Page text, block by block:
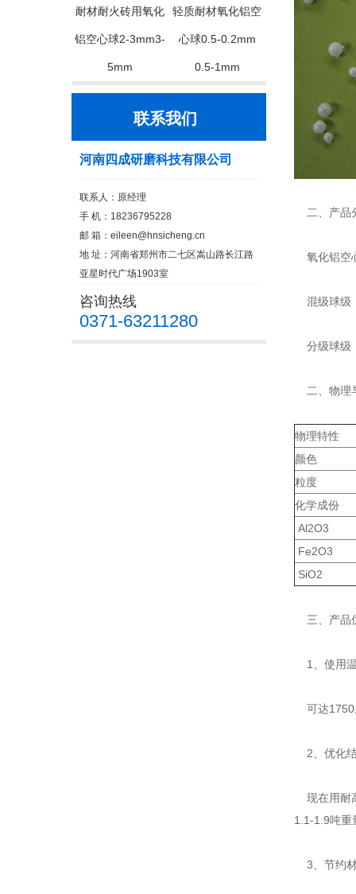
耐材耐火砖用氧化
铝空心球2-3mm3-
5mm
轻质耐材氧化铝空
心球0.5-0.2mm
0.5-1mm
联系我们
河南四成研磨科技有限公司
联系人：原经理
手 机：18236795228
邮 箱： eileen@hnsicheng.cn
地 址：河南省郑州市二七区嵩山路长江路
亚星时代广场1903室
咨询热线
0371-63211280
二、产品
氧化铝空
混级球级
分级球级
二、物理
物理特性
颜色
粒度
化学成份
Al2O3
Fe2O3
SiO2
三、产品
1、使用
可达1750
2、优化
现在用耐
1.1-1.9吨重
3、节约